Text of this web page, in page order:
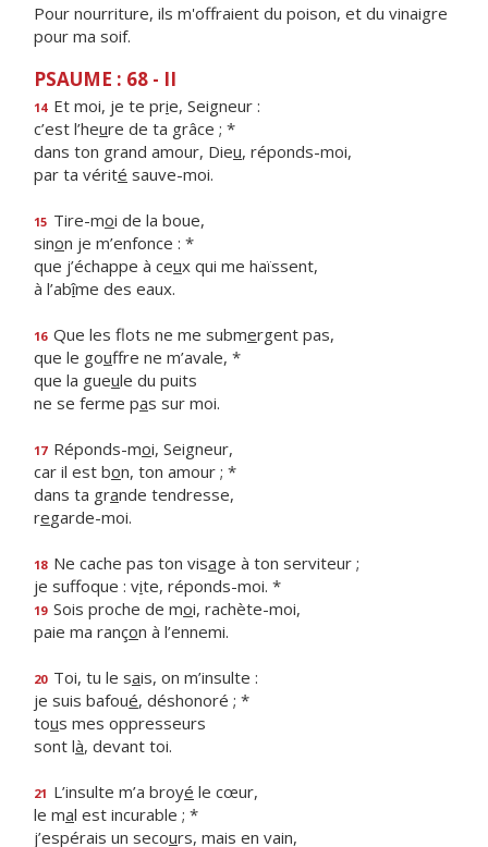
Pour nourriture, ils m'offraient du poison, et du vinaigre
pour ma soif.
PSAUME : 68 - II
14 Et moi, je te prie, Seigneur :
c’est l’heure de ta grâce ; *
dans ton grand amour, Dieu, réponds-moi,
par ta vérité sauve-moi.
15 Tire-moi de la boue,
sinon je m’enfonce : *
que j’échappe à ceux qui me haïssent,
à l’abîme des eaux.
16 Que les flots ne me submergent pas,
que le gouffre ne m’avale, *
que la gueule du puits
ne se ferme pas sur moi.
17 Réponds-moi, Seigneur,
car il est bon, ton amour ; *
dans ta grande tendresse,
regarde-moi.
18 Ne cache pas ton visage à ton serviteur ;
je suffoque : vite, réponds-moi. *
19 Sois proche de moi, rachète-moi,
paie ma rançon à l’ennemi.
20 Toi, tu le sais, on m’insulte :
je suis bafoué, déshonoré ; *
tous mes oppresseurs
sont là, devant toi.
21 L’insulte m’a broyé le cœur,
le mal est incurable ; *
j’espérais un secours, mais en vain,